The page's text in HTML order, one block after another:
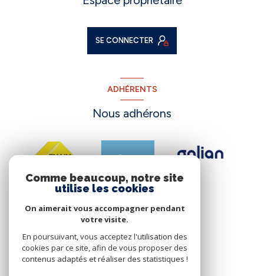
SE CONNECTER
ADHÉRENTS
Nous adhérons
Comme beaucoup, notre site
utilise les cookies
On aimerait vous accompagner pendant
votre visite.
En poursuivant, vous acceptez l'utilisation des
cookies par ce site, afin de vous proposer des
contenus adaptés et réaliser des statistiques !